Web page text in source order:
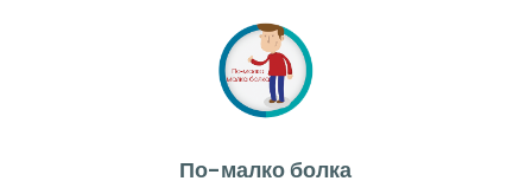
По-малко болка